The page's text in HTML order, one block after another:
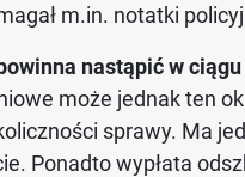
m.in. notatki
nastąpić w
może jednak ten
sprawy. Ma
Ponadto wypłata